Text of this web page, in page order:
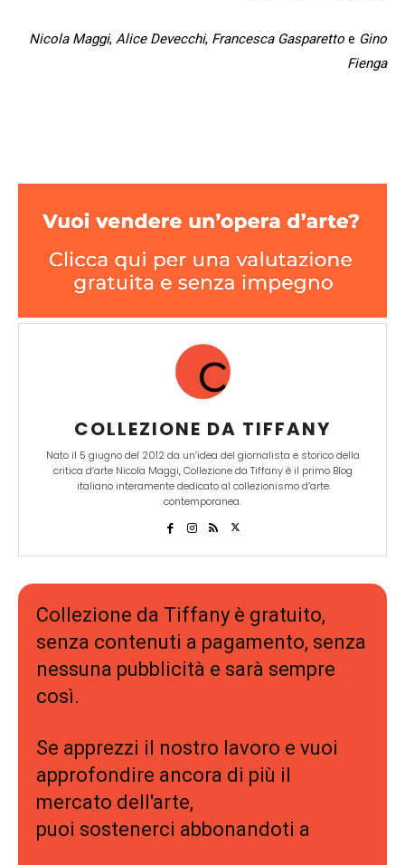
Nicola Maggi, Alice Devecchi, Francesca Gasparetto e Gino
Fienga
COLLEZIONE DA TIFFANY
Nato il 5 giugno del 2012 da un’idea del giornalista e storico della
critica d’arte Nicola Maggi, Collezione da Tiffany è il primo Blog
italiano interamente dedicato al collezionismo d’arte
contemporanea.
Collezione da Tiffany è gratuito,
senza contenuti a pagamento, senza
nessuna pubblicità e sarà sempre
così.
Se apprezzi il nostro lavoro e vuoi
approfondire ancora di più il
mercato dell'arte,
puoi sostenerci abbonandoti a